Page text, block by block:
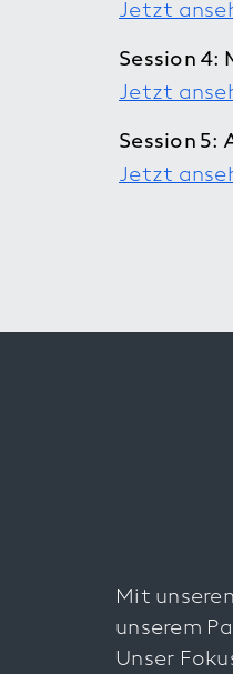
Jetzt
Session 4:
Jetzt
Session 5:
Jetzt
Mit
unserem
Unser